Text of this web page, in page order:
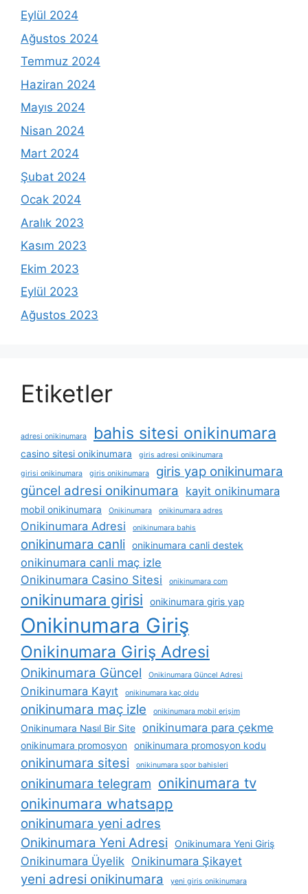
Eylül 2024
Ağustos 2024
Temmuz 2024
Haziran 2024
Mayıs 2024
Nisan 2024
Mart 2024
Şubat 2024
Ocak 2024
Aralık 2023
Kasım 2023
Ekim 2023
Eylül 2023
Ağustos 2023
Etiketler
adresi onikinumara bahis sitesi onikinumara
casino sitesi onikinumara giris adresi onikinumara
girisi onikinumara giris onikinumara
giris yap onikinumara
güncel adresi onikinumara
kayit onikinumara
mobil onikinumara Onikinumara onikinumara adres
Onikinumara Adresi onikinumara bahis
onikinumara canli onikinumara canli destek
onikinumara canli maç izle
Onikinumara Casino Sitesi
onikinumara com
onikinumara girisi onikinumara giris yap
Onikinumara Giriş
Onikinumara Giriş Adresi
Onikinumara Güncel Onikinumara Güncel Adresi
Onikinumara Kayıt onikinumara kaç oldu
onikinumara maç izle onikinumara mobil erişim
Onikinumara Nasıl Bir Site onikinumara para çekme
onikinumara promosyon onikinumara promosyon kodu
onikinumara sitesi onikinumara spor bahisleri
onikinumara telegram onikinumara tv
onikinumara whatsapp
onikinumara yeni adres
Onikinumara Yeni Adresi
Onikinumara Yeni Giriş
Onikinumara Üyelik Onikinumara Şikayet
yeni adresi onikinumara yeni giris onikinumara